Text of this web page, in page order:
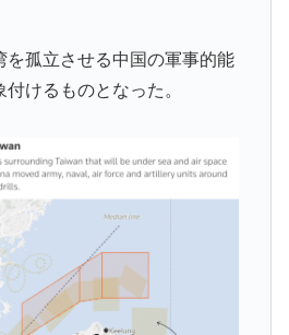
飲み、レベチｗｗｗｗｗｗｗｗｗ
ｗｗｗｗｗ
い → 「もはや毎年の恒例行事だ
民の目をそらせるからお互いの政
んだよ」
安健洋、クリスタルパレス加入が
検査をパス！現地サポが歓迎！ア
福！【海外の反応】
れたアライグマ、パドルボードで
を孤立させる中国の軍事的能
けるものとなった。